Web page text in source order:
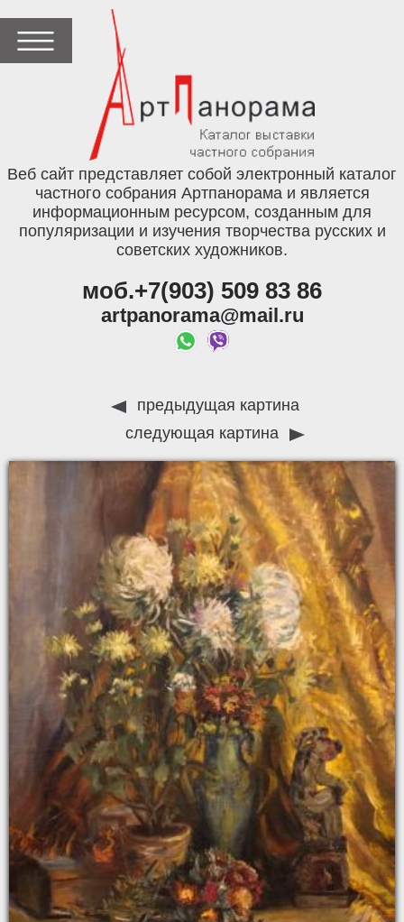
Веб сайт представляет собой электронный каталог
частного собрания Артпанорама и является
информационным ресурсом, созданным для
популяризации и изучения творчества русских и
советских художников.
моб.+7(903) 509 83 86
artpanorama@mail.ru
предыдущая картина
следующая картина